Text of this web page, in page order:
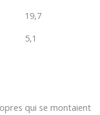
19,7
5,1
qui se montaient